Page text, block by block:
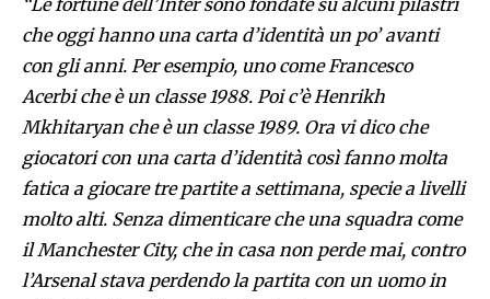
“Le fortune dell’Inter sono fondate su alcuni pilastri
che oggi hanno una carta d’identità un po’ avanti
con gli anni. Per esempio, uno come Francesco
Acerbi che è un classe 1988. Poi c’è Henrikh
Mkhitaryan che è un classe 1989. Ora vi dico che
giocatori con una carta d’identità così fanno molta
fatica a giocare tre partite a settimana, specie a livelli
molto alti. Senza dimenticare che una squadra come
il Manchester City, che in casa non perde mai, contro
l’Arsenal stava perdendo la partita con un uomo in